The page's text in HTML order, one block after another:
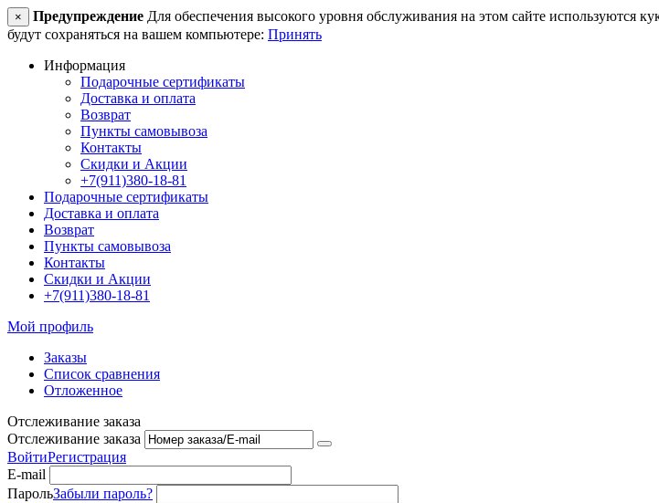
× Предупреждение Для обеспечения высокого уровня обслуживания на этом сайте используются
будут сохраняться на вашем компьютере: Принять
Информация
Подарочные сертификаты
Доставка и оплата
Возврат
Пункты самовывоза
Контакты
Скидки и Акции
+7(911)380-18-81
Подарочные сертификаты
Доставка и оплата
Возврат
Пункты самовывоза
Контакты
Скидки и Акции
+7(911)380-18-81
Мой профиль
Заказы
Список сравнения
Отложенное
Отслеживание заказа
Отслеживание заказа
ВойтиРегистрация
E-mail
ПарольЗабыли пароль?